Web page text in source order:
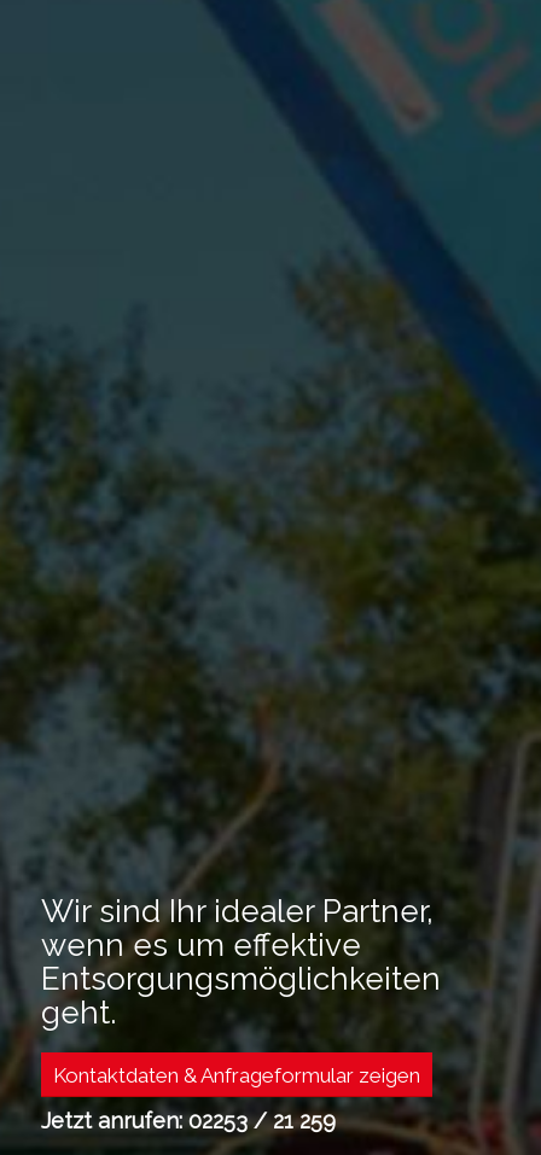
Wir sind Ihr idealer Partner,
wenn es um effektive
Entsorgungsmöglichkeiten
geht.
Kontaktdaten & Anfrageformular zeigen
Jetzt anrufen: 02253 / 21 259